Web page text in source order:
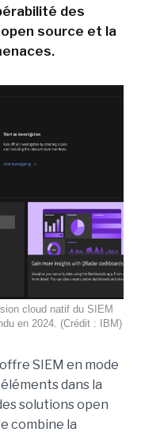
des
source et la
cloud natif du SIEM
en 2024. (Crédit : IBM)
SIEM en mode
dans la
solutions open
combine la